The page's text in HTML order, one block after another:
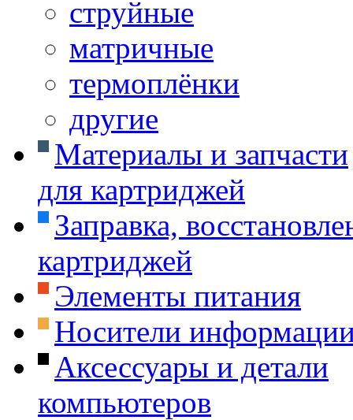
струйные
матричные
термоплёнки
другие
Материалы и запчасти
для картриджей
Заправка,
картриджей
Элементы питания
Носители
Аксессуары и детали
компьютеров